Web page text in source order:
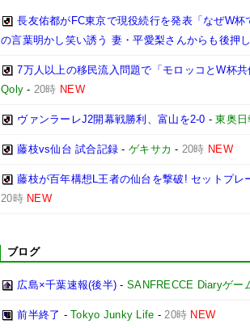
長友佑都がFC東京で現役続行を発表「なぜW
の言葉明かし笑い誘う 妻・平愛梨さんからも後押
7万人以上の移民流入問題で「モロッコとW杯
Qoly - 20時 NEW
ヴァンラーレJ2開幕戦勝利、富山を2-0 -東奥日
藤枝vs仙台 試合記録 -ゲキサカ - 20時 NEW
藤枝が百年構想L王者の仙台を撃破! セットプ
20時 NEW
ブログ
広島×千葉速報(後半) -SANFRECCE Diaryゲー
前半終了 -Tokyo Junky Life -20時 NEW